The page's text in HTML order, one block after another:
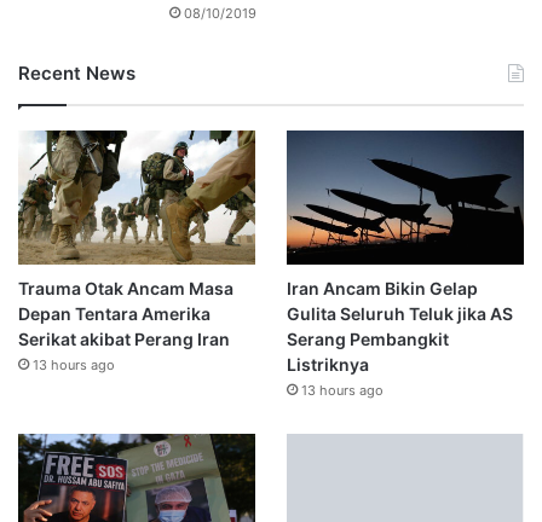
08/10/2019
Recent News
Trauma Otak Ancam Masa
Depan Tentara Amerika
Serikat akibat Perang Iran
13 hours ago
Iran Ancam Bikin Gelap
Gulita Seluruh Teluk jika AS
Serang Pembangkit
Listriknya
13 hours ago